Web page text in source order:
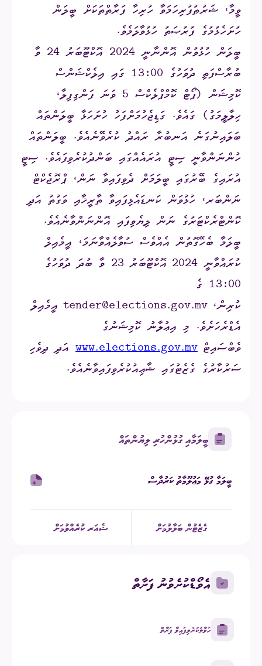
ވީމާ، ޝަރުޠުފުރިހަމަވާ ހުރިހާ ފަރާތްތަކަށް ބީލަން
ހުށަހެޅުމުގެ ފުރުޞަތު ހުޅުވާލަމެވެ.
ބީލަން ހުޅުވުން އޮންނާނީ 2024 އޮކްޓޫބަރު 24 ވާ
ބުރާސްފަތި ދުވަހުގެ 13:00 ގައި އިލެކްޝަންސް
ކޮމިޝަން (ޕޯޓް ކޮމްޕްލެކްސް 5 ވަނަ ފަންގިފިލާ،
ހިލާލީމަގު) ގައެވެ. ގަޑިޖެހުމަށްފަހު ހުށަހަޅާ ބީލަންތައް
ބަލައިނުގަނެ އަނބުރާ ރައްދު ކުރެވޭނެއެވެ. ބީލަންތައް
ހުންނަންވާނީ ސިޓީ އުރައެއްގައި ބަންދުކުރެވިފައެވެ. ސިޓީ
އުރައިގެ ބޭރުގައި ބީލަމަށް ދެވިފައިވާ ނަން، ޕްރޮޖެކްޓް
ނަންބަރ، ހުޅުވަން ކަނޑައެޅިފައިވާ ތާރީޚާއި ވަގުތު އަދި
ކޮންޓްރެކްޓަރުގެ ނަން ލިޔެވިފައި އޮންނަންވާނެއެވެ.
ބީލަމާ ބެހޭގޮތުން އެއްވެސް ސުވާލެއްވާނަމަ، އީމެއިލް
ކުރައްވާނީ 2024 އޮކްޓޫބަރު 23 ވާ ބުދަ ދުވަހުގެ
13:00 ގެ
ކުރިން، tender@elections.gov.mv އީމެއިލް
އެޑްރެހަށެވެ. މި އިޢުލާނު ކޮމިޝަނުގެ
ވެބްސައިޓް www.elections.gov.mv އަދި ދިވެހި
ސަރުކާރުގެ ގެޒެޓުގައި ޝާޢިއުކުރެވިފައިވާނެއެވެ.
ބީލަމާއި ގުޅުންހުރި ލިޔުންތައް
ބީލަމާ ގުޅޭ މަޢުލޫމާތު ކަރުދާސް
ގެޒެޓުން ބަލާލުމަށް ޝެއަރ ކުރެއްވުމަށް
އެވޯޑްކުރެވުނު ފަރާތް
ހަވާލުކުރެވިފައިވާ ފަރާތް